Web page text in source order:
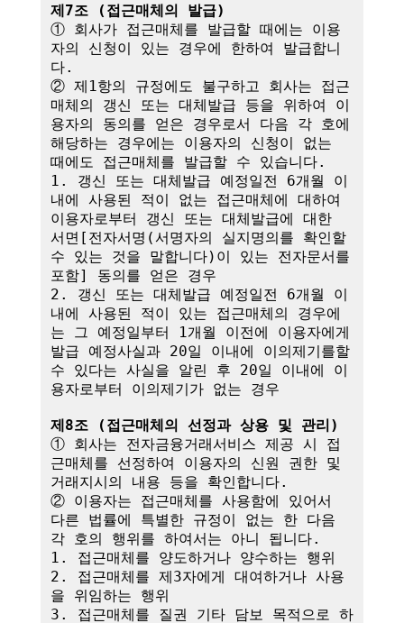
제7조 (접근매체의 발급)
① 회사가 접근매체를 발급할 때에는 이용
자의 신청이 있는 경우에 한하여 발급합니
다.
② 제1항의 규정에도 불구하고 회사는 접근
매체의 갱신 또는 대체발급 등을 위하여 이
용자의 동의를 얻은 경우로서 다음 각 호에
해당하는 경우에는 이용자의 신청이 없는
때에도 접근매체를 발급할 수 있습니다.
1. 갱신 또는 대체발급 예정일전 6개월 이
내에 사용된 적이 없는 접근매체에 대하여
이용자로부터 갱신 또는 대체발급에 대한
서면[전자서명(서명자의 실지명의를 확인할
수 있는 것을 말합니다)이 있는 전자문서를
포함] 동의를 얻은 경우
2. 갱신 또는 대체발급 예정일전 6개월 이
내에 사용된 적이 있는 접근매체의 경우에
는 그 예정일부터 1개월 이전에 이용자에게
발급 예정사실과 20일 이내에 이의제기를할
수 있다는 사실을 알린 후 20일 이내에 이
용자로부터 이의제기가 없는 경우
제8조 (접근매체의 선정과 상용 및 관리)
① 회사는 전자금융거래서비스 제공 시 접
근매체를 선정하여 이용자의 신원 권한 및
거래지시의 내용 등을 확인합니다.
② 이용자는 접근매체를 사용함에 있어서
다른 법률에 특별한 규정이 없는 한 다음
각 호의 행위를 하여서는 아니 됩니다.
1. 접근매체를 양도하거나 양수하는 행위
2. 접근매체를 제3자에게 대여하거나 사용
을 위임하는 행위
3. 접근매체를 질권 기타 담보 목적으로 하